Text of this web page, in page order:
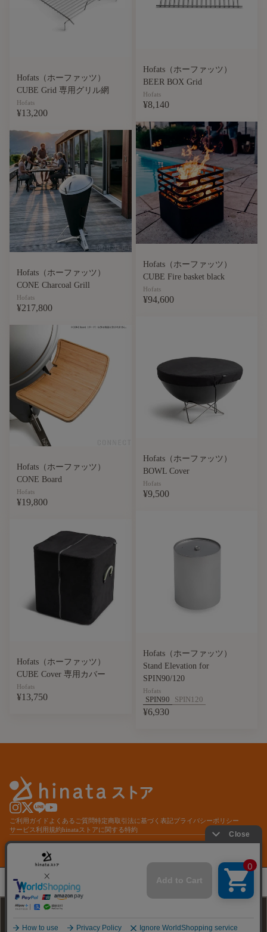
Hofats（ホーファッツ）
CUBE Grid 専用グリル網
Hofats
¥13,200
Hofats（ホーファッツ）
CONE Charcoal Grill
Hofats
¥217,800
Hofats（ホーファッツ）
CONE Board
Hofats
¥19,800
Hofats（ホーファッツ）
CUBE Cover 専用カバー
Hofats
¥13,750
Hofats（ホーファッツ）
BEER BOX Grid
Hofats
¥8,140
Hofats（ホーファッツ）
CUBE Fire basket black
Hofats
¥94,600
Hofats（ホーファッツ）
BOWL Cover
Hofats
¥9,500
Hofats（ホーファッツ）
Stand Elevation for
SPIN90/120
Hofats
SPIN90 SPIN120
¥6,930
Hofats（ホーファッツ）TRIPLE Grid Φ45 ¥33,000
再入荷通知を受け取る
ご利用ガイド よくあるご質問特定商取引法に基づく表記プライバシーポリシー
サービス利用規約hinataストアに関する特約